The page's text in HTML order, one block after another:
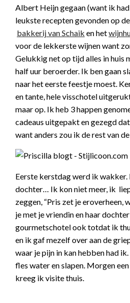
Albert Heijn gegaan (want ik
leukste recepten gevonden op
bakkerij van Schaik en het
voor de lekkerste wijnen want
Gelukkig net op tijd alles in huis
half uur beroerder. Ik ben gaan
naar het eerste feestje moest.
en tante, hele visschotel
maar op. Ik heb 3 happen
cadeaus uitgepakt en gezegd
want anders zou ik de rest van
Eerste kerstdag werd ik
dochter… Ik kon niet meer, ik
zeggen, “Pris zet je eroverheen,
je met je vriendin en haar
gourmetschotel ook totdat ik
en ik gaf mezelf over aan de
waar je pijn in kan hebben had
fles water en slapen. Morgen
kreeg ik visite thuis.